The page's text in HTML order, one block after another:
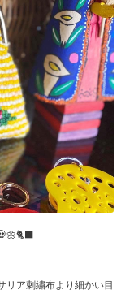
リア刺繍布より細かい目